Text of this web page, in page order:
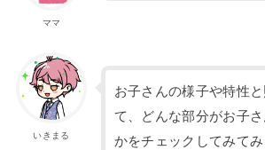
ママ
いきまる
お子さんの様子や特性
て、どんな部分がお子
かをチェックしてみてみ